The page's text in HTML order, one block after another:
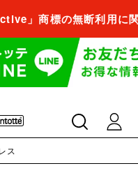
」商標の無断利用に
会員登録すれば、
会員登録すれば、
に入り登録できるようにな
会員登録／ログイン
ス